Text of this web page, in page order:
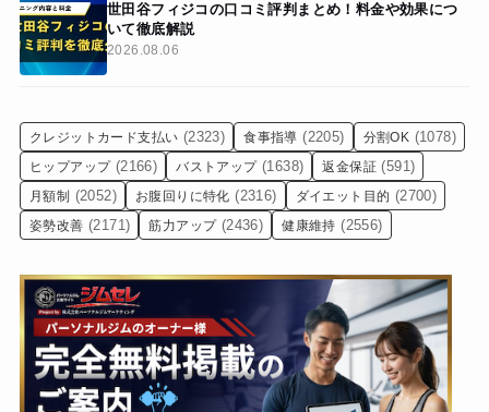
世田谷フィジコの口コミ評判まとめ！料金や効果につ
いて徹底解説
2026.08.06
クレジットカード支払い (2323) 食事指導 (2205) 分割OK (1078)
ヒップアップ (2166) バストアップ (1638) 返金保証 (591)
月額制 (2052) お腹回りに特化 (2316) ダイエット目的 (2700)
姿勢改善 (2171) 筋力アップ (2436) 健康維持 (2556)